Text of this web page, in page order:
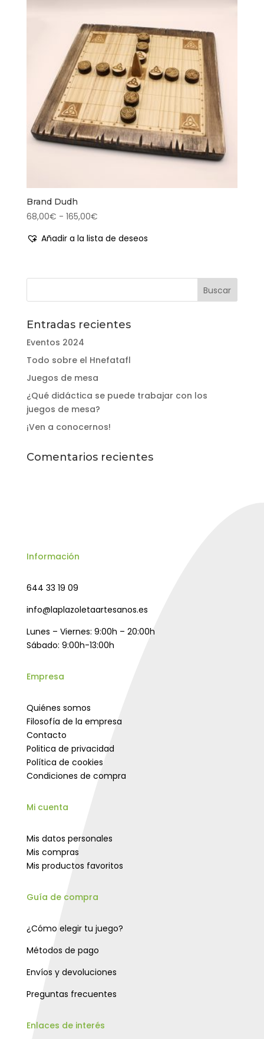
Brand Dudh
68,00€ - 165,00€Rango
precios:
Añadir a la lista de deseos
Entradas recientes
Eventos 2024
Todo sobre el Hnefatafl
Juegos de mesa
¿Qué didáctica se puede trabajar con los
juegos de mesa?
¡Ven a conocernos!
Comentarios recientes
Información
644 33 19 09
info@laplazoletaartesanos.es
Lunes – Viernes: 9:00h – 20:00h
Sábado: 9:00h-13:00h
Empresa
Quiénes somos
Filosofía de la empresa
Contacto
Politica de privacidad
Política de cookies
Condiciones de compra
Mi cuenta
Mis datos personales
Mis compras
Mis productos favoritos
Guía de compra
¿Cómo elegir tu juego?
Métodos de pago
Envíos y devoluciones
Preguntas frecuentes
Enlaces de interés